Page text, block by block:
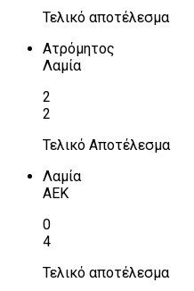
Τελικό αποτέλεσμα
Ατρόμητος
Λαμία
2
2
Τελικό Αποτέλεσμα
Λαμία
ΑΕΚ
0
4
Τελικό αποτέλεσμα